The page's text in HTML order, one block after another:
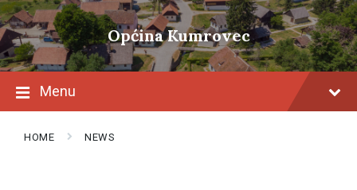
Skip
to
content
Skip
to
main
navigation
Skip
to
footer
Općina Kumrovec
Menu
HOME NEWS